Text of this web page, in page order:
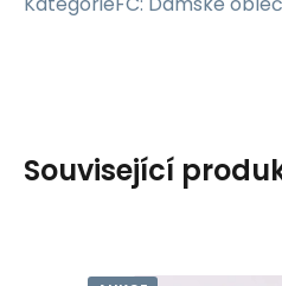
Související